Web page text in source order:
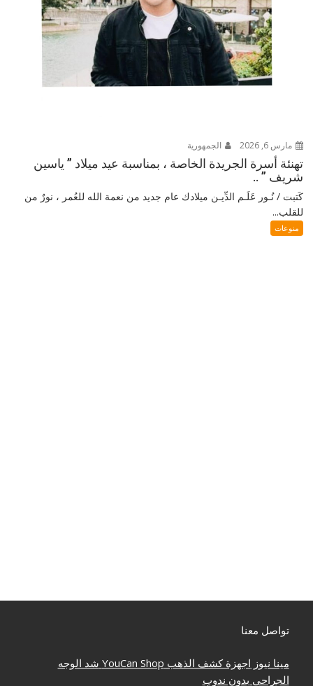
مارس 6, 2026 الجمهورية
تهنئة أسرة الجريدة الخاصة ، بمناسبة عيد ميلاد ” ياسين
شريف ” ..
كَتبت / نُـور عَلَـم الدِّيـن ميلادك عام جديد من نعمة الله للعُمر ، نورٌ من
للقلب...
منوعات
تواصل معنا
مينا نيوز اجهزة كشف الذهب YouCan Shop شد الوجه
الجراحي بدون ندوب